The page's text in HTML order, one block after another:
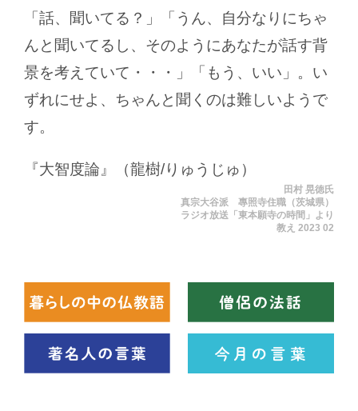
「話、聞いてる？」「うん、自分なりにちゃ
んと聞いてるし、そのようにあなたが話す背
景を考えていて・・・」「もう、いい」。い
ずれにせよ、ちゃんと聞くのは難しいようで
す。
『大智度論』（龍樹/りゅうじゅ）
田村 晃徳氏
真宗大谷派 專照寺住職（茨城県）
ラジオ放送「東本願寺の時間」より
教え 2023 02